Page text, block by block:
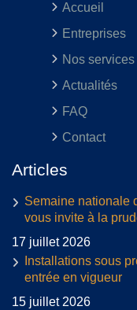
Accueil
Entreprises
Nos services
Actualités
FAQ
Contact
Articles
Semaine nationale
vous invite à la
17 juillet 2026
Installations sous
entrée en vigueur
15 juillet 2026